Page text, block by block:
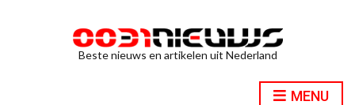
Beste nieuws en artikelen uit Nederland
MENU